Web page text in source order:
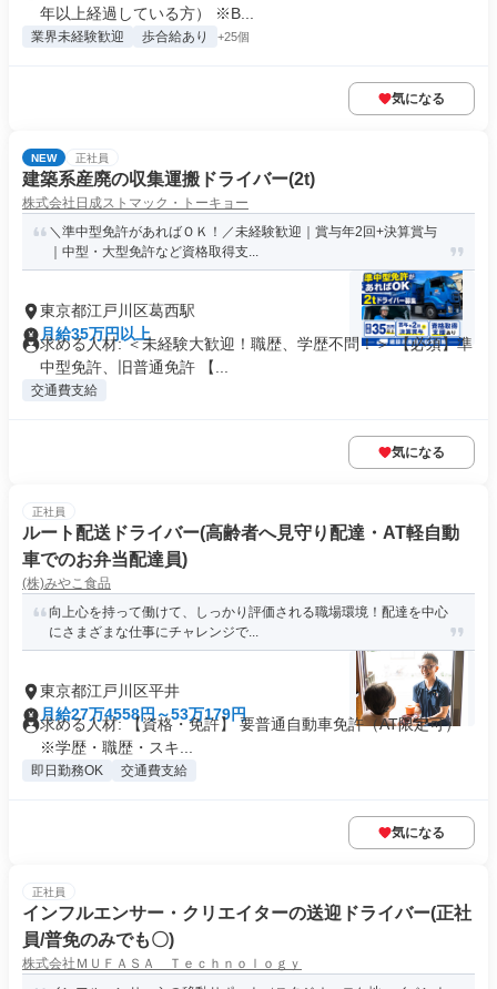
年以上経過している方） ※B...
業界未経験歓迎 歩合給あり +25個
気になる
NEW 正社員
建築系産廃の収集運搬ドライバー(2t)
株式会社日成ストマック・トーキョー
＼準中型免許があればＯＫ！／未経験歓迎｜賞与年2回+決算賞与
｜中型・大型免許など資格取得支...
東京都江戸川区葛西駅
月給35万円以上
求める人材: ＜未経験大歓迎！職歴、学歴不問！＞ 【必須】準
中型免許、旧普通免許 【...
交通費支給
気になる
正社員
ルート配送ドライバー(高齢者へ見守り配達・AT軽自動
車でのお弁当配達員)
(株)みやこ食品
向上心を持って働けて、しっかり評価される職場環境！配達を中心
にさまざまな仕事にチャレンジで...
東京都江戸川区平井
月給27万4558円～53万179円
求める人材: 【資格・免許】 要普通自動車免許（AT限定可）
※学歴・職歴・スキ...
即日勤務OK 交通費支給
気になる
正社員
インフルエンサー・クリエイターの送迎ドライバー(正社
員/普免のみでも〇)
株式会社ＭＵＦＡＳＡ Ｔｅｃｈｎｏｌｏｇｙ